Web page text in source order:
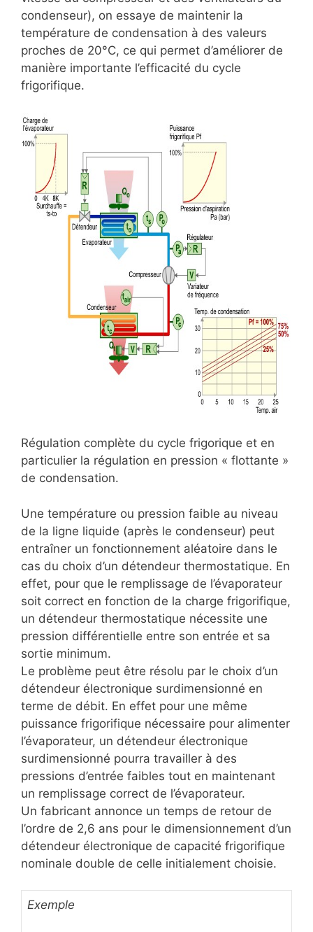
condenseur), on essaye de maintenir la
température de condensation à des valeurs
proches de 20°C, ce qui permet d’améliorer de
manière importante l’efficacité du cycle
frigorifique.
Régulation complète du cycle frigorique et en
particulier la régulation en pression « flottante »
de condensation.
Une température ou pression faible au niveau
de la ligne liquide (après le condenseur) peut
entraîner un fonctionnement aléatoire dans le
cas du choix d’un détendeur thermostatique. En
effet, pour que le remplissage de l’évaporateur
soit correct en fonction de la charge frigorifique,
un détendeur thermostatique nécessite une
pression différentielle entre son entrée et sa
sortie minimum.
Le problème peut être résolu par le choix d’un
détendeur électronique surdimensionné en
terme de débit. En effet pour une même
puissance frigorifique nécessaire pour alimenter
l’évaporateur, un détendeur électronique
surdimensionné pourra travailler à des
pressions d’entrée faibles tout en maintenant
un remplissage correct de l’évaporateur.
Un fabricant annonce un temps de retour de
l’ordre de 2,6 ans pour le dimensionnement d’un
détendeur électronique de capacité frigorifique
nominale double de celle initialement choisie.
Exemple